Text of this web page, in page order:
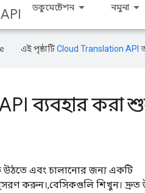
ডকুমেন্টেশন নমুনা
এই পৃষ্ঠাটিCloud Translation API
ব্যবহার
উঠতে এবং চালানোর জন্য একটি
করুন।,বেসিকগুলি শিখুন। দ্রুত